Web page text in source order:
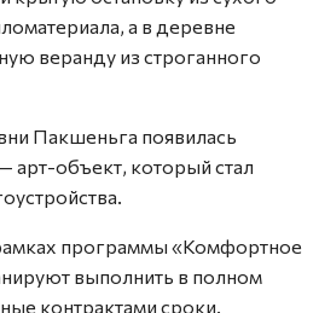
а в деревне
веранду из строганного
Пакшеньга появилась
арт-объект, который стал
программы «Комфортное
выполнить в полном
контрактами сроки.